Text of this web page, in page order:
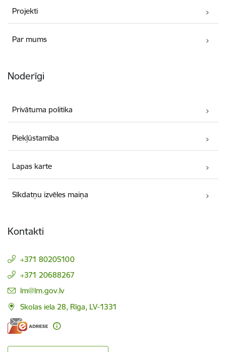
Projekti
Par mums
Noderīgi
Privātuma politika
Piekļūstamība
Lapas karte
Sīkdatņu izvēles maiņa
Kontakti
+371 80205100
+371 20688267
E-pasts:
lm@lm.gov.lv
Skolas iela 28, Rīga, LV-1331